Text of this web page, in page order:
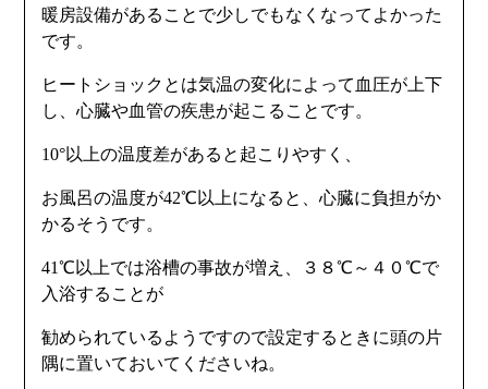
暖房設備があることで少しでもなくなってよかった
です。
ヒートショックとは気温の変化によって血圧が上下
し、心臓や血管の疾患が起こることです。
10°以上の温度差があると起こりやすく、
お風呂の温度が42℃以上になると、心臓に負担がか
かるそうです。
41℃以上では浴槽の事故が増え、３８℃～４０℃で
入浴することが
勧められているようですので設定するときに頭の片
隅に置いておいてくださいね。